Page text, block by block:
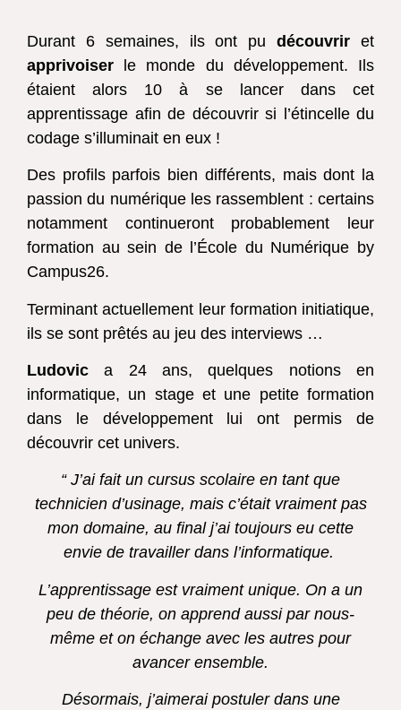
Durant 6 semaines, ils ont pudécouvrir et
apprivoiser le monde du développement. Ils
étaient alors 10 à se lancer dans cet
apprentissage afin de découvrir si l’étincelle du
codage s’illuminait en eux !
Des profils parfois bien différents, mais dont la
passion du numérique les rassemblent : certains
notamment continueront probablement leur
formation au sein de l’École du Numérique by
Campus26.
Terminant actuellement leur formation initiatique,
ils se sont prêtés au jeu des interviews …
Ludovic a 24 ans, quelques notions en
informatique, un stage et une petite formation
dans le développement lui ont permis de
découvrir cet univers.
“ J’ai fait un cursus scolaire en tant que
technicien d’usinage, mais c’était vraiment pas
mon domaine, au final j’ai toujours eu cette
envie de travailler dans l’informatique.
L’apprentissage est vraiment unique. On a un
peu de théorie, on apprend aussi par nous-
même et on échange avec les autres pour
avancer ensemble.
Désormais, j’aimerai postuler dans une